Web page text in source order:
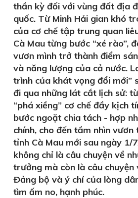
thần kỳ đối với vùng đất địa
quốc. Từ Minh Hải gian khó
của cơ chế tập trung quan
Cà Mau từng bước “xé rào”,
vươn mình trở thành điểm
và năng lượng của cả nước.
trình của khát vọng đổi mới”
đi qua những lát cắt lịch sử:
“phá xiềng” cơ chế đầy kịch
bước ngoặt chia tách - hợp
chính, cho đến tầm nhìn
tỉnh Cà Mau mới sau ngày 1/
không chỉ là câu chuyện về
trưởng mà còn là câu chuyện
Ðảng bộ và ý chí của lòng
tìm ấm no, hạnh phúc.